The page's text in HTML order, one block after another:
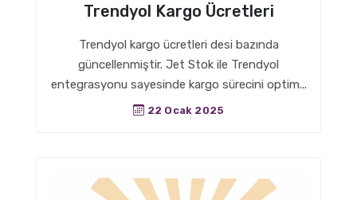
Trendyol Kargo Ücretleri
Trendyol kargo ücretleri desi bazında
güncellenmiştir. Jet Stok ile Trendyol
entegrasyonu sayesinde kargo sürecini optim...
22 Ocak 2025